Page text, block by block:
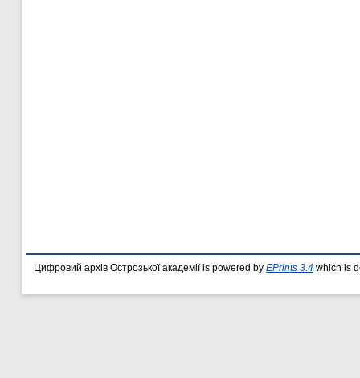
Цифровий архів Острозької академії is powered by EPrints 3.4 which is